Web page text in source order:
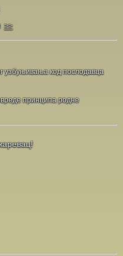
>>
узбуњивања код послодавца
принципа родне